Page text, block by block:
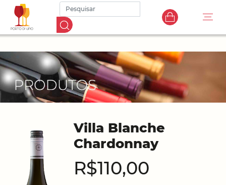
Villa Blanche
Chardonnay
R$110,00